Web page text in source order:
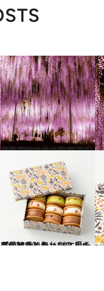
2022.4.18
【画像】いつか行きたい！ 日本の春の絶景 東日本篇まとめ①《全82スポット》
旅＆お出かけ
2022.3.19
【愛知県】かわいい「バターサンド缶」 味に見た目にときめきノンストップ
グルメ